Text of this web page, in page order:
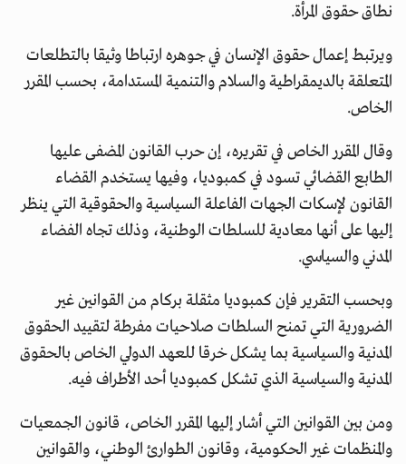
نطاق حقوق المرأة.
ويرتبط إعمال حقوق الإنسان في جوهره ارتباطا وثيقا بالتطلعات
المتعلقة بالديمقراطية والسلام والتنمية المستدامة، بحسب المقرر
الخاص.
وقال المقرر الخاص في تقريره، إن حرب القانون المضفى عليها
الطابع القضائي تسود في كمبوديا، وفيها يستخدم القضاء
القانون لإسكات الجهات الفاعلة السياسية والحقوقية التي ينظر
إليها على أنها معادية للسلطات الوطنية، وذلك تجاه الفضاء
المدني والسياسي.
وبحسب التقرير فإن كمبوديا مثقلة بركام من القوانين غير
الضرورية التي تمنح السلطات صلاحيات مفرطة لتقييد الحقوق
المدنية والسياسية بما يشكل خرقا للعهد الدولي الخاص بالحقوق
المدنية والسياسية الذي تشكل كمبوديا أحد الأطراف فيه.
ومن بين القوانين التي أشار إليها المقرر الخاص، قانون الجمعيات
والمنظمات غير الحكومية، وقانون الطوارئ الوطني، والقوانين